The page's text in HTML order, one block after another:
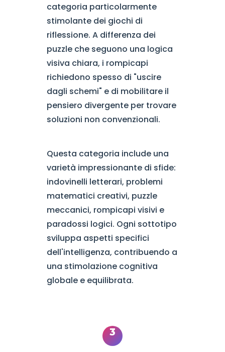
categoria particolarmente
stimolante dei giochi di
riflessione. A differenza dei
puzzle che seguono una logica
visiva chiara, i rompicapi
richiedono spesso di "uscire
dagli schemi" e di mobilitare il
pensiero divergente per trovare
soluzioni non convenzionali.
Questa categoria include una
varietà impressionante di sfide:
indovinelli letterari, problemi
matematici creativi, puzzle
meccanici, rompicapi visivi e
paradossi logici. Ogni sottotipo
sviluppa aspetti specifici
dell'intelligenza, contribuendo a
una stimolazione cognitiva
globale e equilibrata.